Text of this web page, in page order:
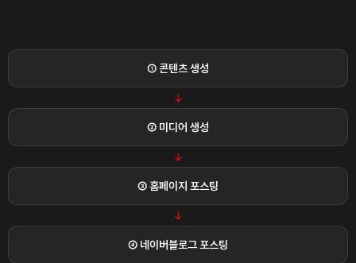
① 콘텐츠 생성
→
② 미디어 생성
→
③ 홈페이지 포스팅
→
④ 네이버블로그 포스팅